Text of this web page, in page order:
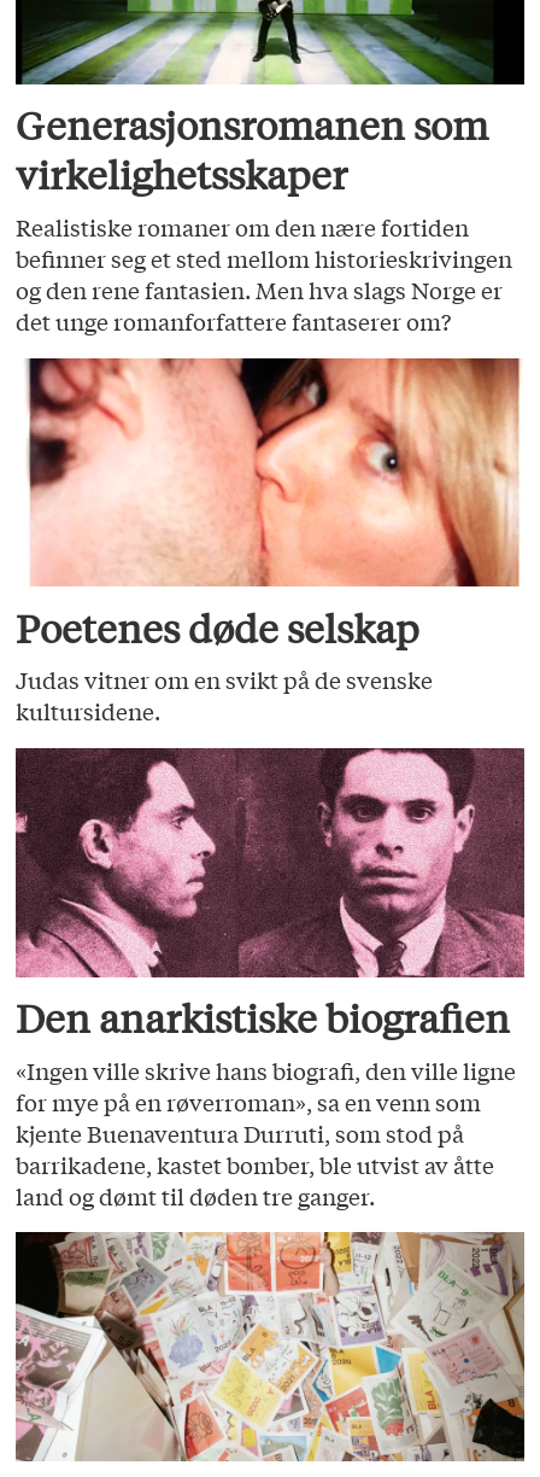
Generasjonsromanen som
virkelighetsskaper
Realistiske romaner om den nære fortiden
befinner seg et sted mellom historieskrivingen
og den rene fantasien. Men hva slags Norge er
det unge romanforfattere fantaserer om?
Poetenes døde selskap
Judas vitner om en svikt på de svenske
kultursidene.
Den anarkistiske biografien
«Ingen ville skrive hans biografi, den ville ligne
for mye på en røverroman», sa en venn som
kjente Buenaventura Durruti, som stod på
barrikadene, kastet bomber, ble utvist av åtte
land og dømt til døden tre ganger.